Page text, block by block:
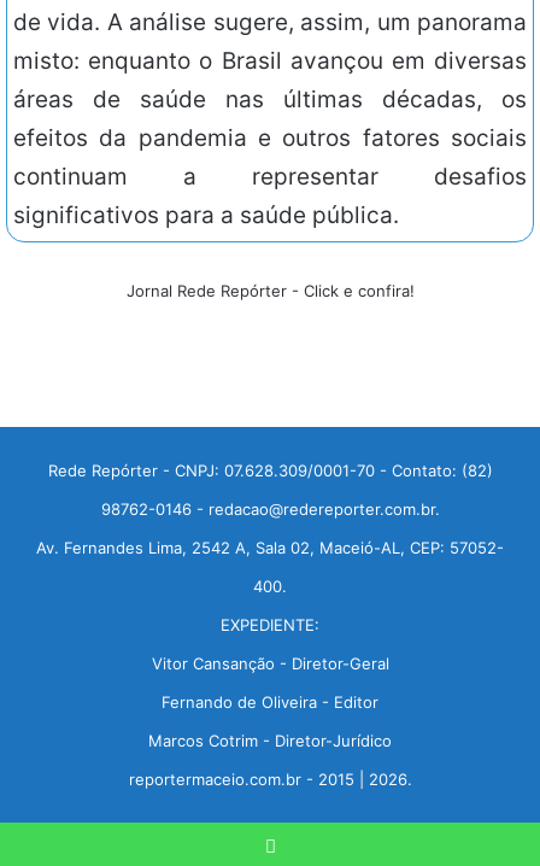
de vida. A análise sugere, assim, um panorama
misto: enquanto o Brasil avançou em diversas
áreas de saúde nas últimas décadas, os
efeitos da pandemia e outros fatores sociais
continuam a representar desafios
significativos para a saúde pública.
Jornal Rede Repórter - Click e confira!
Rede Repórter - CNPJ: 07.628.309/0001-70 - Contato: (82)
98762-0146 - redacao@redereporter.com.br.
Av. Fernandes Lima, 2542 A, Sala 02, Maceió-AL, CEP: 57052-
400.
EXPEDIENTE:
Vitor Cansanção - Diretor-Geral
Fernando de Oliveira - Editor
Marcos Cotrim - Diretor-Jurídico
reportermaceio.com.br - 2015 | 2026.